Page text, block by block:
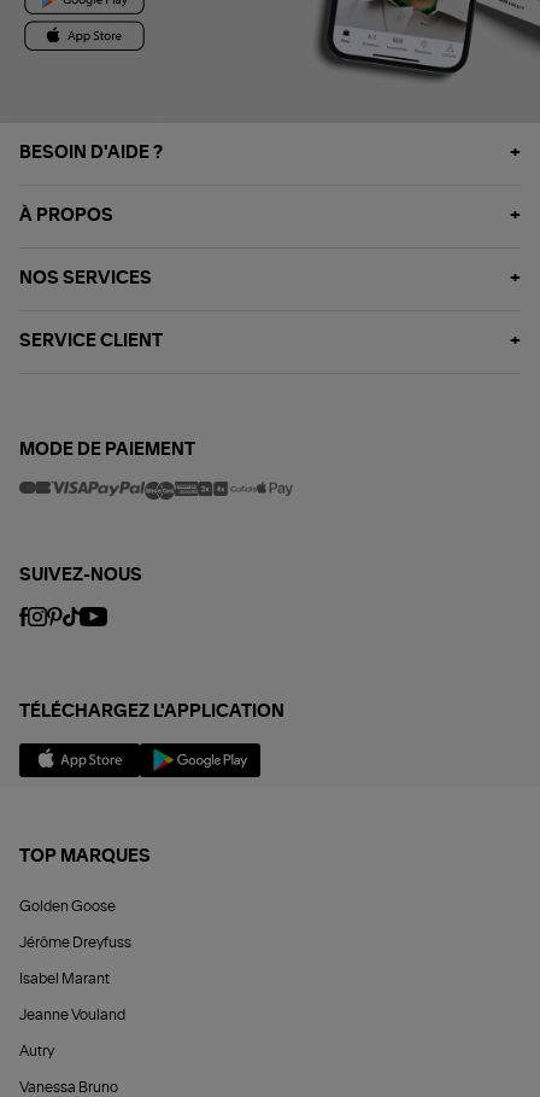
BESOIN D'AIDE ?
À PROPOS
NOS SERVICES
SERVICE CLIENT
MODE DE PAIEMENT
SUIVEZ-NOUS
TÉLÉCHARGEZ L'APPLICATION
TOP MARQUES
Golden Goose
Jérôme Dreyfuss
Isabel Marant
Jeanne Vouland
Autry
Vanessa Bruno